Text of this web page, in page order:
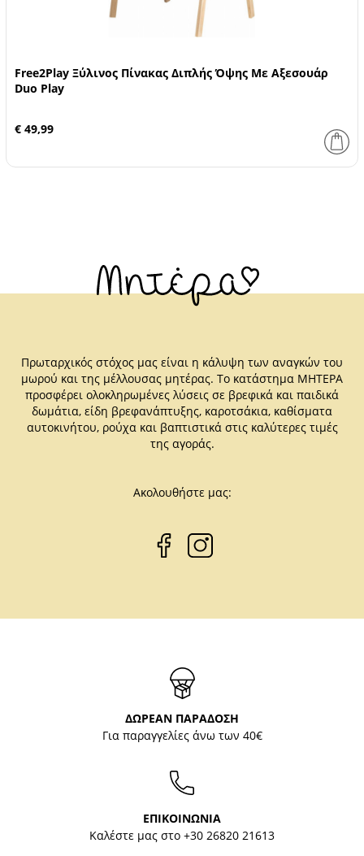
Free2Play Ξύλινος Πίνακας Διπλής Όψης Με Αξεσουάρ
Duo Play
€ 49,99
Πρωταρχικός στόχος μας είναι η κάλυψη των αναγκών του
μωρού και της μέλλουσας μητέρας. Το κατάστημα ΜΗΤΕΡΑ
προσφέρει ολοκληρωμένες λύσεις σε βρεφικά και παιδικά
δωμάτια, είδη βρεφανάπτυξης, καροτσάκια, καθίσματα
αυτοκινήτου, ρούχα και βαπτιστικά στις καλύτερες τιμές
της αγοράς.
Ακολουθήστε μας:
ΔΩΡΕΑΝ ΠΑΡΑΔΟΣΗ
Για παραγγελίες άνω των 40€
ΕΠΙΚΟΙΝΩΝΙΑ
Καλέστε μας στο +30 26820 21613